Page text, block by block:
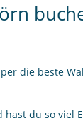
die beste
hast du so viel